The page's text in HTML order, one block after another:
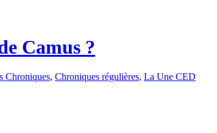
Camus ?
Chroniques, Chroniques régulières, La Une CED